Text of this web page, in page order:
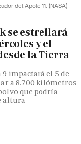
del Apolo 11. (NASA)
se estrellará
y el
la Tierra
9 impactará el 5 de
a 8.700 kilómetros
que podría
altura